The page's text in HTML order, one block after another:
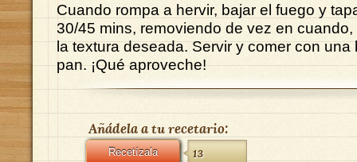
Cuando rompa a hervir, bajar el fuego y
30/45 mins, removiendo de vez en
la textura deseada. Servir y comer con una
pan. ¡Qué aproveche!
Añádela a tu recetario:
Recetízala 13